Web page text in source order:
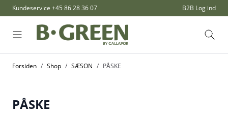
Skip to Content
Kundeservice +45 86 28 36 07 B2B Log ind
Søg
Forsiden / Shop / SÆSON / PÅSKE
PÅSKE